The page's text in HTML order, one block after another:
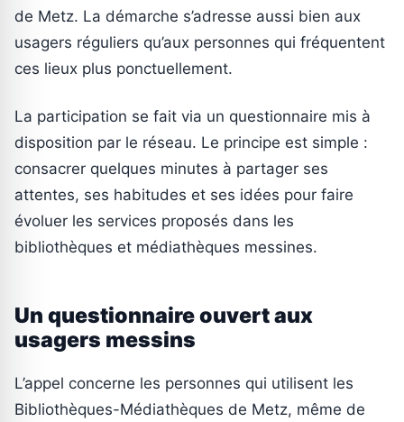
de Metz. La démarche s’adresse aussi bien aux
usagers réguliers qu’aux personnes qui fréquentent
ces lieux plus ponctuellement.
La participation se fait via un questionnaire mis à
disposition par le réseau. Le principe est simple :
consacrer quelques minutes à partager ses
attentes, ses habitudes et ses idées pour faire
évoluer les services proposés dans les
bibliothèques et médiathèques messines.
Un questionnaire ouvert aux
usagers messins
L’appel concerne les personnes qui utilisent les
Bibliothèques-Médiathèques de Metz, même de